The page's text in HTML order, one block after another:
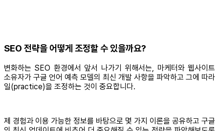
SEO 전략을 어떻게 조정할 수 있을까요?
변화하는 SEO 환경에서 앞서 나가기 위해서는, 마케터와 웹사이트
소유자가 구글 언어 예측 모델의 최신 개발 사항을 파악하고 그에 따라
일(practice)을 조정하는 것이 중요합니다.
제 경험과 이용 가능한 정보를 바탕으로 몇 가지 이론을 공유하고 구글